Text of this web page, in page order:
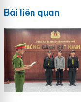
Bài liên quan